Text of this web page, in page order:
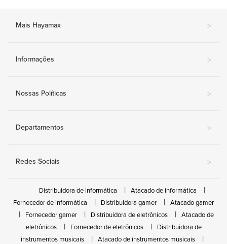
Mais Hayamax >
Informações >
Nossas Políticas >
Departamentos >
Redes Sociais >
Distribuidora de informática
Atacado de informática
Fornecedor de informática
Distribuidora gamer
Atacado gamer
Fornecedor gamer
Distribuidora de eletrônicos
Atacado de
eletrônicos
Fornecedor de eletrônicos
Distribuidora de
instrumentos musicais
Atacado de instrumentos musicais